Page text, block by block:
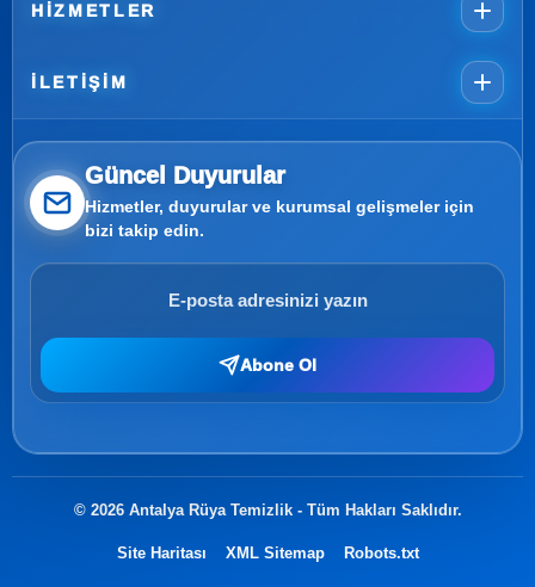
HIZMETLER
İLETIŞIM
Güncel Duyurular
Hizmetler, duyurular ve kurumsal gelişmeler için
bizi takip edin.
Abone Ol
© 2026 Antalya Rüya Temizlik - Tüm Hakları Saklıdır.
Site Haritası XML Sitemap Robots.txt